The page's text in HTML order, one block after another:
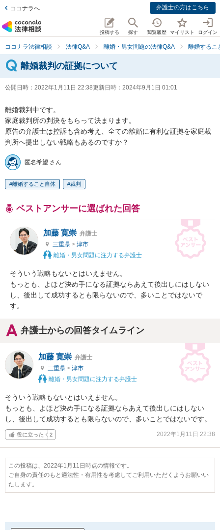
ココナラへ 弁護士の方はこちら
投稿する 探す 閲覧履歴 マイリスト ログイン
ココナラ法律相談 法律Q&A 離婚・男女問題の法律Q&A 離婚するこ
離婚裁判の証拠について
公開日時： 2022年1月11日 22:38更新日時： 2024年9月1日 01:01
離婚裁判中です。
家庭裁判所の判決をもらって決まります。
原告の弁護士は控訴も含め考え、全ての離婚に有利な証拠を家庭裁
判所へ提出しない戦略もあるのですか？
匿名希望 さん
離婚すること自体 裁判
ベストアンサーに選ばれた回答
加藤 寛崇 弁護士
三重県 > 津市
離婚・男女問題に注力する弁護士
そういう戦略もないとはいえません。
もっとも、よほど決め手になる証拠ならあえて後出しにはしない
し、後出して成功するとも限らないので、多いことではないで
す。
弁護士からの回答タイムライン
加藤 寛崇 弁護士
三重県 > 津市
離婚・男女問題に注力する弁護士
そういう戦略もないとはいえません。
もっとも、よほど決め手になる証拠ならあえて後出しにはしない
し、後出して成功するとも限らないので、多いことではないです。
役に立った 2 2022年1月11日 22:38
この投稿は、2022年1月11日時点の情報です。
ご自身の責任のもと適法性・有用性を考慮してご利用いただくようお願いい
たします。